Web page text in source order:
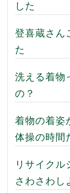
した
登喜蔵さん
た
洗える着物
の？
着物の着姿
体操の時間
リサイクル
さわさわし